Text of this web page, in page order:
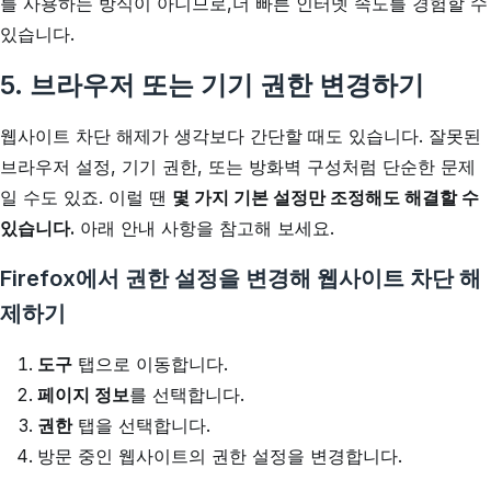
있습니다.
5. 브라우저 또는 기기 권한 변경하기
웹사이트 차단 해제가 생각보다 간단할 때도 있습니다. 잘못된
브라우저 설정, 기기 권한, 또는 방화벽 구성처럼 단순한 문제
일 수도 있죠. 이럴 땐 몇 가지 기본 설정만 조정해도 해결할 수
있습니다. 아래 안내 사항을 참고해 보세요.
Firefox에서 권한 설정을 변경해 웹사이트 차단 해
제하기
도구탭으로 이동합니다.
페이지 정보를 선택합니다.
권한탭을 선택합니다.
방문 중인 웹사이트의 권한 설정을 변경합니다.